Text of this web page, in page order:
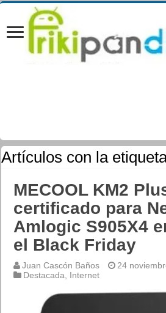
Artículos con la
MECOOL KM2
certificado para
Amlogic S905X4
el Black Friday
Juan Cascón Baños
24
Destacada
Internet